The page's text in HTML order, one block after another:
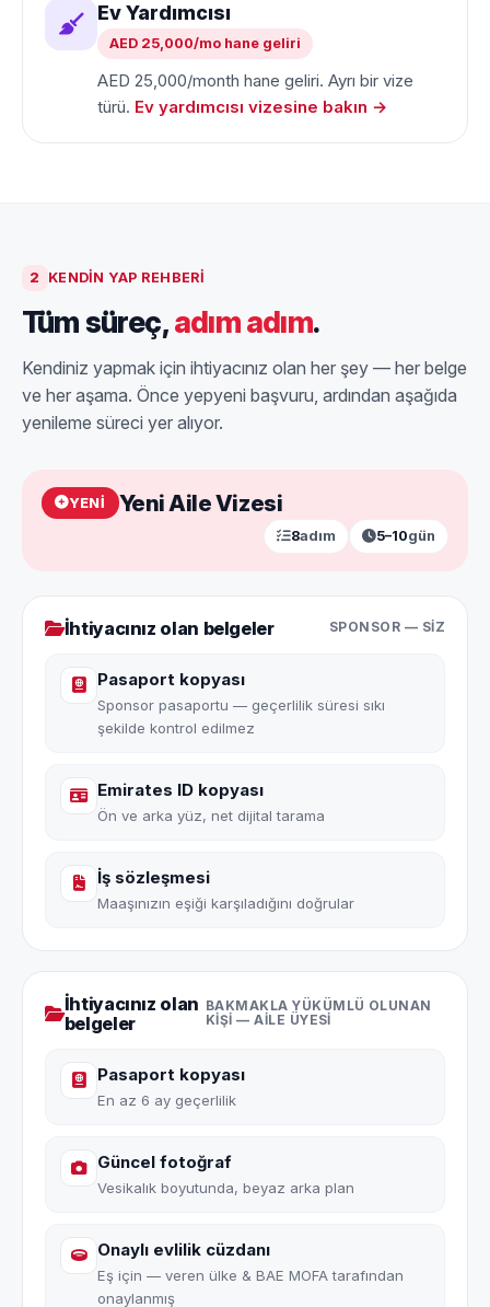
Ev Yardımcısı
AED 25,000/mo hane geliri
AED 25,000/month hane geliri. Ayrı bir vize
türü. Ev yardımcısı vizesine bakın →
2 KENDIN YAP REHBERI
Tüm süreç,adım adım.
Kendiniz yapmak için ihtiyacınız olan her şey — her belge
ve her aşama. Önce yepyeni başvuru, ardından aşağıda
yenileme süreci yer alıyor.
YENI Yeni Aile Vizesi
8adım 5–10gün
İhtiyacınız olan belgeler SPONSOR — SIZ
Pasaport kopyası
Sponsor pasaportu — geçerlilik süresi sıkı
şekilde kontrol edilmez
Emirates ID kopyası
Ön ve arka yüz, net dijital tarama
İş sözleşmesi
Maaşınızın eşiği karşıladığını doğrular
İhtiyacınız olan
belgeler
BAKMAKLA YÜKÜMLÜ OLUNAN
KIŞI — AILE ÜYESI
Pasaport kopyası
En az 6 ay geçerlilik
Güncel fotoğraf
Vesikalık boyutunda, beyaz arka plan
Onaylı evlilik cüzdanı
Eş için — veren ülke & BAE MOFA tarafından
onaylanmış